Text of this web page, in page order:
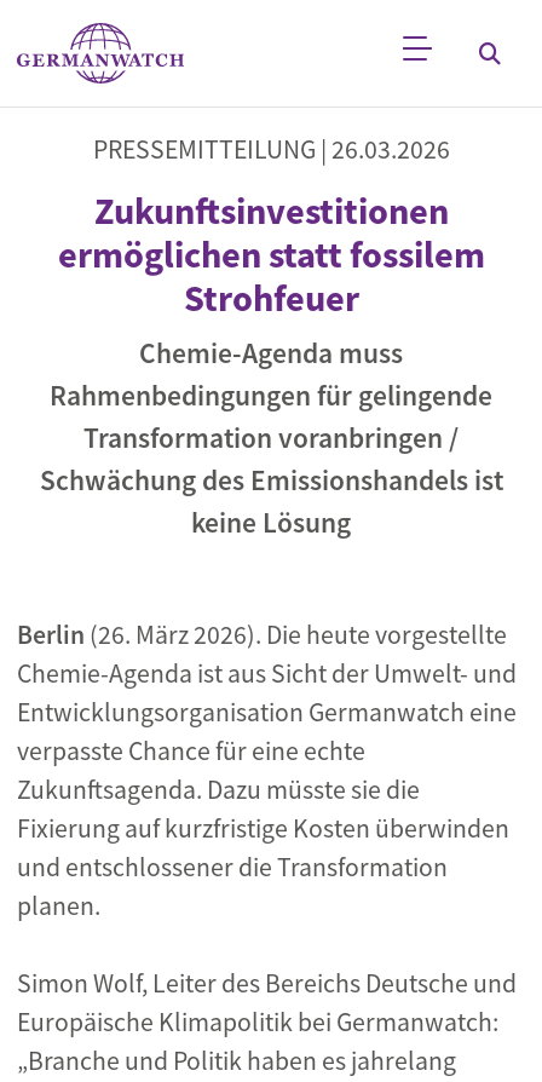
Direkt zum Inhalt
Stichwortsuche
PRESSEMITTEILUNG | 26.03.2026
Zukunftsinvestitionen
ermöglichen statt fossilem
Strohfeuer
Chemie-Agenda muss
Rahmenbedingungen für gelingende
Transformation voranbringen /
Schwächung des Emissionshandels ist
keine Lösung
Berlin (26. März 2026). Die heute vorgestellte
Chemie-Agenda ist aus Sicht der Umwelt- und
Entwicklungsorganisation Germanwatch eine
verpasste Chance für eine echte
Zukunftsagenda. Dazu müsste sie die
Fixierung auf kurzfristige Kosten überwinden
und entschlossener die Transformation
planen.
Simon Wolf, Leiter des Bereichs Deutsche und
Europäische Klimapolitik bei Germanwatch:
„Branche und Politik haben es jahrelang